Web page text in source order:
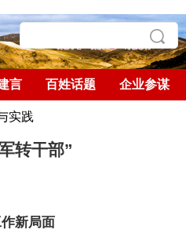
言 百姓话题 企业参谋
实践
转干部”
新局面